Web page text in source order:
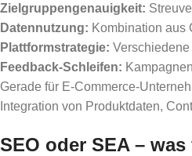
Zielgruppengenauigkeit:
Datennutzung: Kombination aus
Plattformstrategie:
Feedback-Schleifen:
Gerade für E-Commerce-
Integration von Produktdaten,
SEO oder SEA –